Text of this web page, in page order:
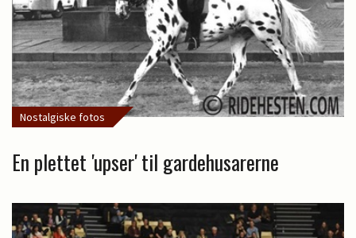
Nostalgiske fotos
En plettet 'upser' til gardehusarerne